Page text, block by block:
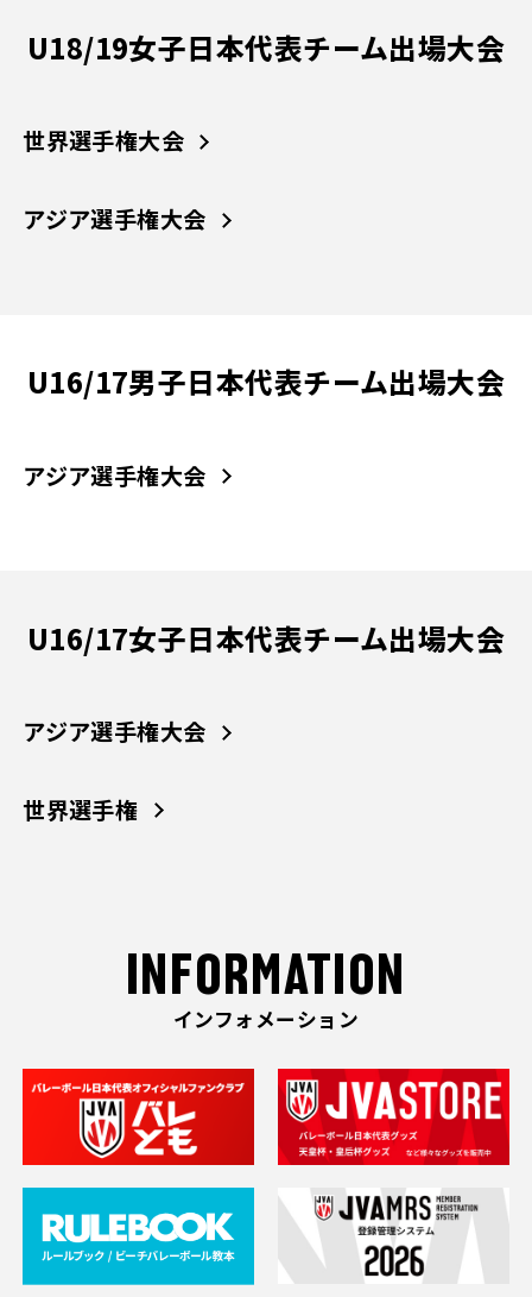
U18/19女子日本代表チーム出場大会
世界選手権大会
アジア選手権大会
U16/17男子日本代表チーム出場大会
アジア選手権大会
U16/17女子日本代表チーム出場大会
アジア選手権大会
世界選手権
INFORMATION
インフォメーション